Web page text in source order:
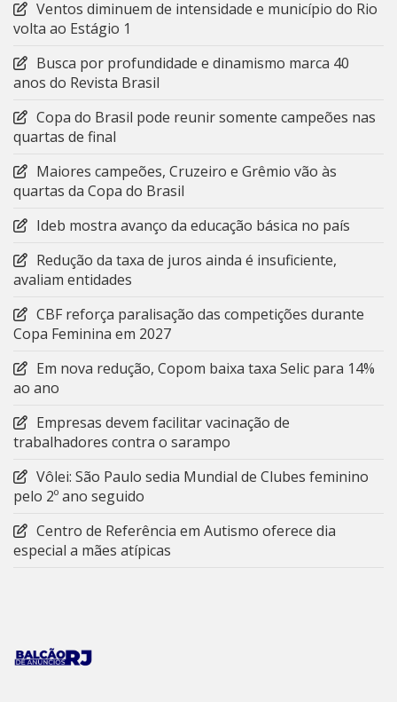
Ventos diminuem de intensidade e município do Rio
volta ao Estágio 1
Busca por profundidade e dinamismo marca 40
anos do Revista Brasil
Copa do Brasil pode reunir somente campeões nas
quartas de final
Maiores campeões, Cruzeiro e Grêmio vão às
quartas da Copa do Brasil
Ideb mostra avanço da educação básica no país
Redução da taxa de juros ainda é insuficiente,
avaliam entidades
CBF reforça paralisação das competições durante
Copa Feminina em 2027
Em nova redução, Copom baixa taxa Selic para 14%
ao ano
Empresas devem facilitar vacinação de
trabalhadores contra o sarampo
Vôlei: São Paulo sedia Mundial de Clubes feminino
pelo 2º ano seguido
Centro de Referência em Autismo oferece dia
especial a mães atípicas